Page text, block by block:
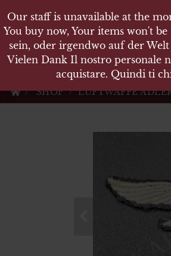
SHOP LUFTWAFFE
Our staff is unavailable at the
You buy now, Your items won't
sein, oder irgendwo auf der
Vielen Dank Il nostro personale
acquistare. Quindi ti
Our staff is unavailable at the
You buy now, Your items won't
sein, oder irgendwo auf der
Vielen Dank Il nostro personale
acquistare. Quindi ti